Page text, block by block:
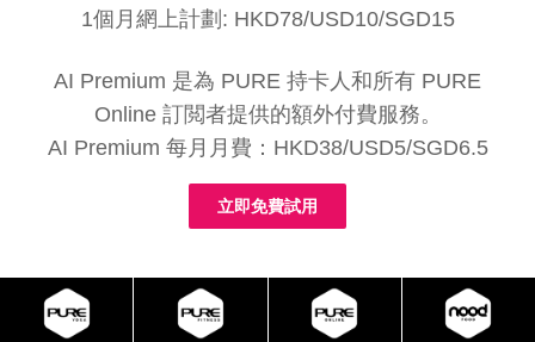
1個月網上計劃: HKD78/USD10/SGD15
AI Premium 是為 PURE 持卡人和所有 PURE
Online 訂閲者提供的額外付費服務。
AI Premium 每月月費：HKD38/USD5/SGD6.5
立即免費試用